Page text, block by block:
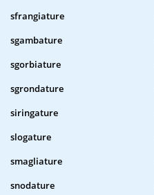
sfrangiature
sgambature
sgorbiature
sgrondature
siringature
slogature
smagliature
snodature